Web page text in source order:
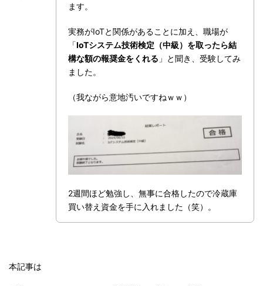
ます。
実務がIoTと関係があることに加え、職場が
「IoTシステム技術検定（中級）を取ったら結
構な額の報奨金をくれる 」と聞き、受験してみ
ました。
（我ながら意地汚いですねｗｗ）
2週間ほど勉強し、無事に合格したので冷蔵庫
買い替え資金を手に入れました（笑）。
本記事は